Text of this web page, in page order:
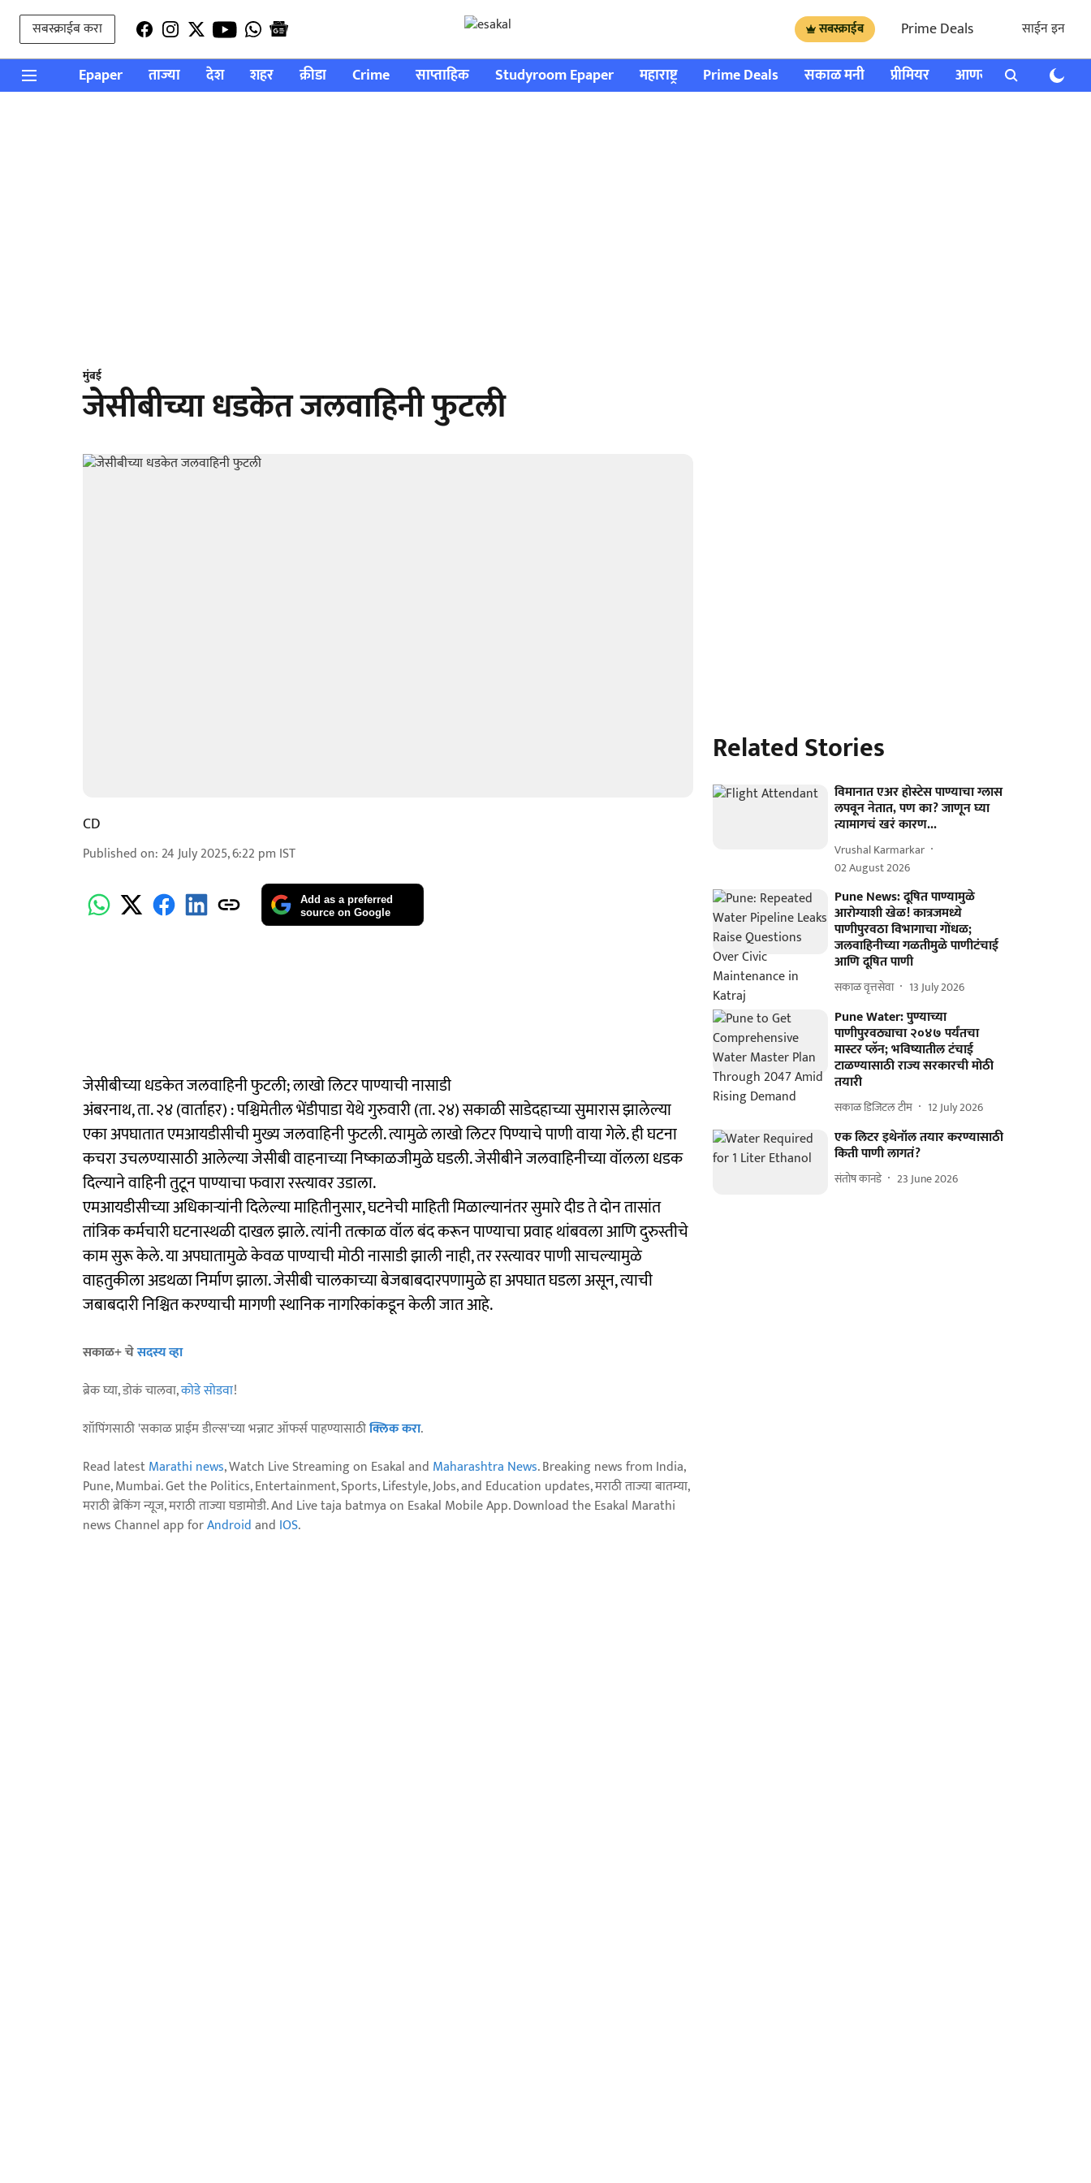
सबस्क्राईब करा सबस्क्राईब Prime Deals साईन इन
Epaper ताज्या देश शहर क्रीडा Crime साप्ताहिक Studyroom Epaper महाराष्ट्र Prime Deals सकाळ मनी प्रीमियर आणखी राशी भविष्य
मुंबई
जेसीबीच्या धडकेत जलवाहिनी फुटली
CD
Published on: 24 July 2025, 6:22 pm IST
Add as a preferred
source on Google
जेसीबीच्या धडकेत जलवाहिनी फुटली; लाखो लिटर पाण्याची नासाडी
अंबरनाथ, ता. २४ (वार्ताहर) : पश्चिमेतील भेंडीपाडा येथे गुरुवारी (ता. २४) सकाळी साडेदहाच्या सुमारास झालेल्या
एका अपघातात एमआयडीसीची मुख्य जलवाहिनी फुटली. त्यामुळे लाखो लिटर पिण्याचे पाणी वाया गेले. ही घटना
कचरा उचलण्यासाठी आलेल्या जेसीबी वाहनाच्या निष्काळजीमुळे घडली. जेसीबीने जलवाहिनीच्या वॉलला धडक
दिल्याने वाहिनी तुटून पाण्याचा फवारा रस्त्यावर उडाला.
एमआयडीसीच्या अधिकाऱ्यांनी दिलेल्या माहितीनुसार, घटनेची माहिती मिळाल्यानंतर सुमारे दीड ते दोन तासांत
तांत्रिक कर्मचारी घटनास्थळी दाखल झाले. त्यांनी तत्काळ वॉल बंद करून पाण्याचा प्रवाह थांबवला आणि दुरुस्तीचे
काम सुरू केले. या अपघातामुळे केवळ पाण्याची मोठी नासाडी झाली नाही, तर रस्त्यावर पाणी साचल्यामुळे
वाहतुकीला अडथळा निर्माण झाला. जेसीबी चालकाच्या बेजबाबदारपणामुळे हा अपघात घडला असून, त्याची
जबाबदारी निश्चित करण्याची मागणी स्थानिक नागरिकांकडून केली जात आहे.
सकाळ+ चेसदस्य व्हा
ब्रेक घ्या, डोकं चालवा,कोडे सोडवा!
शॉपिंगसाठी 'सकाळ प्राईम डील्स'च्या भन्नाट ऑफर्स पाहण्यासाठीक्लिक करा.
Read latestMarathi news, Watch Live Streaming on Esakal and Maharashtra News. Breaking news from India,
Pune, Mumbai. Get the Politics, Entertainment, Sports, Lifestyle, Jobs, and Education updates, मराठी ताज्या बातम्या,
मराठी ब्रेकिंग न्यूज, मराठी ताज्या घडामोडी. And Live taja batmya on Esakal Mobile App. Download the Esakal Marathi
news Channel app forAndroidand IOS.
Related Stories
विमानात एअर होस्टेस पाण्याचा ग्लास
लपवून नेतात, पण का? जाणून घ्या
त्यामागचं खरं कारण...
Vrushal Karmarkar
02 August 2026
Pune News: दूषित पाण्यामुळे
आरोग्याशी खेळ! कात्रजमध्ये
पाणीपुरवठा विभागाचा गोंधळ;
जलवाहिनीच्या गळतीमुळे पाणीटंचाई
आणि दूषित पाणी
सकाळ वृत्तसेवा 13 July 2026
Pune Water: पुण्याच्या
पाणीपुरवठ्याचा २०४७ पर्यंतचा
मास्टर प्लॅन; भविष्यातील टंचाई
टाळण्यासाठी राज्य सरकारची मोठी
तयारी
सकाळ डिजिटल टीम 12 July 2026
एक लिटर इथेनॉल तयार करण्यासाठी
किती पाणी लागतं?
संतोष कानडे 23 June 2026